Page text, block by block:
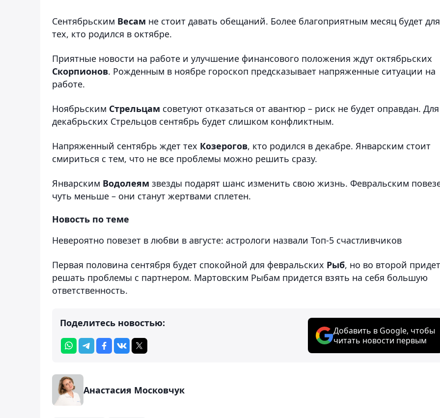
Сентябрьским Весам не стоит давать обещаний. Более благоприятным месяц будет для
тех, кто родился в октябре.
Приятные новости на работе и улучшение финансового положения ждут октябрьских
Скорпионов. Рожденным в ноябре гороскоп предсказывает напряженные ситуации на
работе.
Ноябрьским Стрельцам советуют отказаться от авантюр – риск не будет оправдан. Для
декабрьских Стрельцов сентябрь будет слишком конфликтным.
Напряженный сентябрь ждет тех Козерогов, кто родился в декабре. Январским стоит
смириться с тем, что не все проблемы можно решить сразу.
Январским Водолеям звезды подарят шанс изменить свою жизнь. Февральским
чуть меньше – они станут жертвами сплетен.
Новость по теме
Невероятно повезет в любви в августе: астрологи назвали Топ-5 счастливчиков
Первая половина сентября будет спокойной для февральских Рыб, но во второй
решать проблемы с партнером. Мартовским Рыбам придется взять на себя большую
ответственность.
Поделитесь новостью:
Добавить в Google, чтобы
читать новости первым
Анастасия Московчук